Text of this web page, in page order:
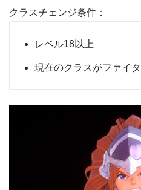
クラスチェンジ条件：
レベル18以上
現在のクラスがファイ